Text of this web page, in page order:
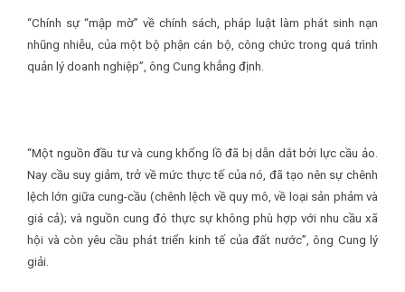
“Chính sự “mập mờ” về chính sách, pháp luật làm phát sinh nạn
nhũng nhiễu, của một bộ phận cán bộ, công chức trong quá trình
quản lý doanh nghiệp”, ông Cung khẳng định.
“Một nguồn đầu tư và cung khổng lồ đã bị dẫn dắt bởi lực cầu ảo.
Nay cầu suy giảm, trở về mức thực tế của nó, đã tạo nên sự chênh
lệch lớn giữa cung-cầu (chênh lệch về quy mô, về loại sản phảm và
giá cả); và nguồn cung đó thực sự không phù hợp với nhu cầu xã
hội và còn yêu cầu phát triển kinh tế của đất nước”, ông Cung lý
giải.